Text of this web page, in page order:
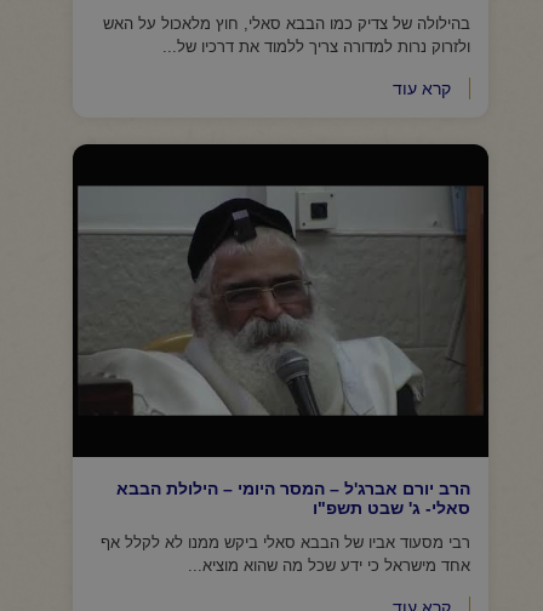
בהילולה של צדיק כמו הבבא סאלי, חוץ מלאכול על האש
ולזרוק נרות למדורה צריך ללמוד את דרכיו של...
קרא עוד
הרב יורם אברג'ל – המסר היומי – הילולת הבבא
סאלי- ג' שבט תשפ"ו
רבי מסעוד אביו של הבבא סאלי ביקש ממנו לא לקלל אף
אחד מישראל כי ידע שכל מה שהוא מוציא...